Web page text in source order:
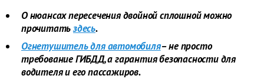
О нюансах пересечения двойной сплошной можно
прочитатьздесь.
Огнетушитель для автомобиля– не просто
требование ГИБДД, а гарантия безопасности для
водителя и его пассажиров.